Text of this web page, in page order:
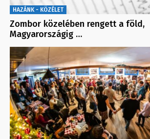
HAZÁNK - KÖZÉLET
Zombor közelében rengett a föld,
Magyarországig …